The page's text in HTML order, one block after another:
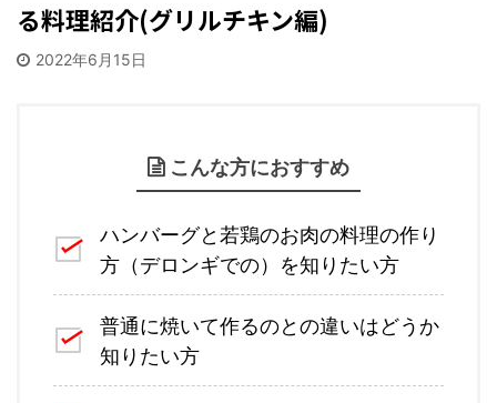
る料理紹介(グリルチキン編)
2022年6月15日
こんな方におすすめ
ハンバーグと若鶏のお肉の料理の作り
方（デロンギでの）を知りたい方
普通に焼いて作るのとの違いはどうか
知りたい方